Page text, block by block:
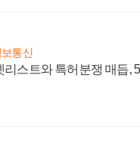
보통신
리스트와 특허분쟁 매듭,